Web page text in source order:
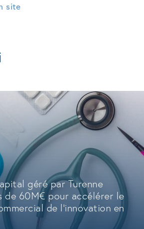
site
géré par Turenne
de 60M€ pour accélérer le
de l'innovation en